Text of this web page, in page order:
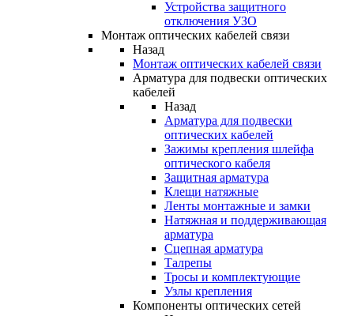
Устройства защитного
отключения УЗО
Монтаж оптических кабелей связи
Назад
Монтаж оптических кабелей связи
Арматура для подвески оптических
кабелей
Назад
Арматура для подвески
оптических кабелей
Зажимы крепления шлейфа
оптического кабеля
Защитная арматура
Клещи натяжные
Ленты монтажные и замки
Натяжная и поддерживающая
арматура
Сцепная арматура
Талрепы
Тросы и комплектующие
Узлы крепления
Компоненты оптических сетей